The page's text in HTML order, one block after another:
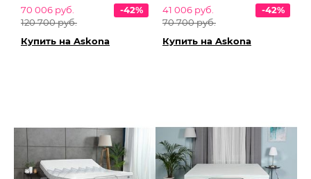
70 006 руб.
120 700 руб.
-42%
Купить на Askona
41 006 руб.
70 700 руб.
-42%
Купить на Askona